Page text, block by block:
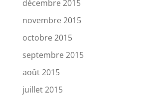
décembre 2015
novembre 2015
octobre 2015
septembre 2015
août 2015
juillet 2015